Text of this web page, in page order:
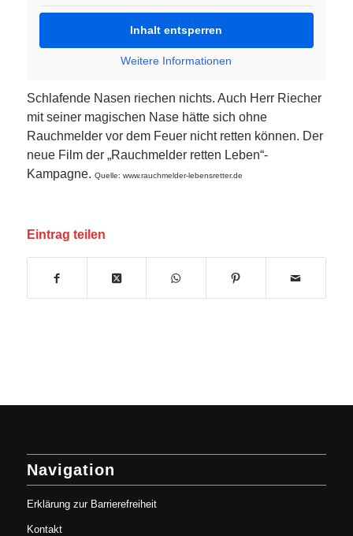
Inhalt entsperren
Weitere Informationen
Schlafende Nasen riechen nichts. Auch Herr Riecher
mit seiner magischen Nase hätte sich ohne
Rauchmelder vor dem Feuer nicht retten können. Der
neue Film der „Rauchmelder retten Leben“-
Kampagne. Quelle: www.rauchmelder-lebensretter.de
Eintrag teilen
Navigation
Erklärung zur Barrierefreiheit
Kontakt